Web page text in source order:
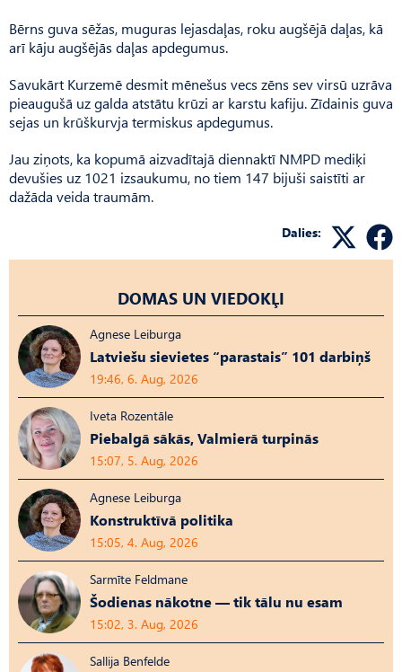
Bērns guva sēžas, muguras lejasdaļas, roku augšējā daļas, kā
arī kāju augšējās daļas apdegumus.
Savukārt Kurzemē desmit mēnešus vecs zēns sev virsū uzrāva
pieaugušā uz galda atstātu krūzi ar karstu kafiju. Zīdainis guva
sejas un krūškurvja termiskus apdegumus.
Jau ziņots, ka kopumā aizvadītajā diennaktī NMPD mediķi
devušies uz 1021 izsaukumu, no tiem 147 bijuši saistīti ar
dažāda veida traumām.
Dalies:
DOMAS UN VIEDOKĻI
Agnese Leiburga
Latviešu sievietes “parastais” 101 darbiņš
19:46, 6. Aug, 2026
Iveta Rozentāle
Piebalgā sākās, Valmierā turpinās
15:07, 5. Aug, 2026
Agnese Leiburga
Konstruktīvā politika
15:05, 4. Aug, 2026
Sarmīte Feldmane
Šodienas nākotne — tik tālu nu esam
15:02, 3. Aug, 2026
Sallija Benfelde